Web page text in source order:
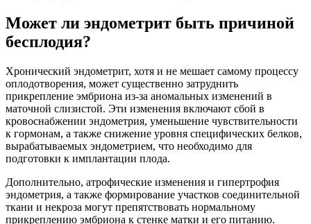
Может ли эндометрит быть причиной
бесплодия?
Хронический эндометрит, хотя и не мешает самому процессу
оплодотворения, может существенно затруднить
прикрепление эмбриона из-за аномальных изменений в
маточной слизистой. Эти изменения включают сбой в
кровоснабжении эндометрия, уменьшение чувствительности
к гормонам, а также снижение уровня специфических белков,
вырабатываемых эндометрием, что необходимо для
подготовки к имплантации плода.
Дополнительно, атрофические изменения и гипертрофия
эндометрия, а также формирование участков соединительной
ткани и некроза могут препятствовать нормальному
прикреплению эмбриона к стенке матки и его питанию.